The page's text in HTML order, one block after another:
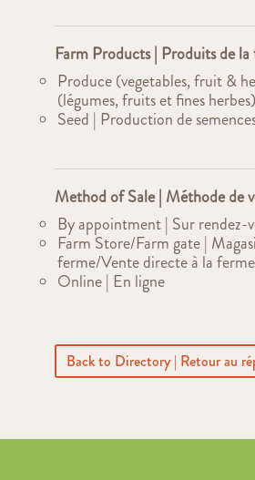
Farm Products | Produits de
Produce (vegetables, fruit &
(légumes, fruits et fines herbes)
Seed | Production de
Method of Sale | Méthode de
By appointment | Sur rendez-
Farm Store/Farm gate |
ferme/Vente directe à la ferme
Online | En ligne
Back to Directory | Retour au